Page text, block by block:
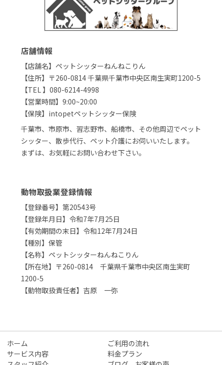
店舗情報
【店舗名】ペットシッターねんねこりん
【住所】〒260-0814 千葉県千葉市中央区南生実町1200-5
【TEL 】080-6214-4998
【営業時間】9:00~20:00
【保険】intopetペットシッター保険
千葉市、市原市、習志野市、船橋市、その他周辺でペット
シッター、散歩代行、ペット介護にお伺いいたします。
まずは、お気軽にお問い合わせ下さい。
動物取扱業登録情報
【登録番号】第20543号
【登録年月日】令和7年7月25日
【有効期間の末日】令和12年7月24日
【種別】保管
【名称】ペットシッターねんねこりん
【所在地】〒260-0814 千葉県千葉市中央区南生実町
1200-5
【動物取扱責任者】吉原 一弥
ホーム
ご利用の流れ
サービス内容
料金プラン